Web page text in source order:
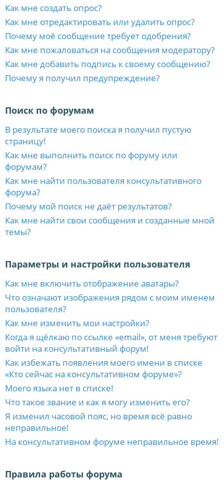
Как мне создать опрос?
Как мне отредактировать или удалить опрос?
Почему моё сообщение требует одобрения?
Как мне пожаловаться на сообщения модератору?
Как мне добавить подпись к своему сообщению?
Почему я получил предупреждение?
Поиск по форумам
В результате моего поиска я получил пустую
страницу!
Как мне выполнить поиск по форуму или
форумам?
Как мне найти пользователя консультативного
форума?
Почему мой поиск не даёт результатов?
Как мне найти свои сообщения и созданные мной
темы?
Параметры и настройки пользователя
Как мне включить отображение аватары?
Что означают изображения рядом с моим именем
пользователя?
Как мне изменить мои настройки?
Когда я щёлкаю по ссылке «email», от меня требуют
войти на консультативный форум!
Как избежать появления моего имени в списке
«Кто сейчас на консультативном форуме»?
Моего языка нет в списке!
Что такое звание и как я могу изменить его?
Я изменил часовой пояс, но время всё равно
неправильное!
На консультативном форуме неправильное время!
Правила работы форума